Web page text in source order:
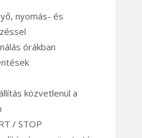
nyomás- és
órákban
közvetlenül a
/ STOP